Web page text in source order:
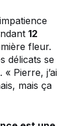
12
fleur.
délicats se
Pierre, j’ai
mais ça